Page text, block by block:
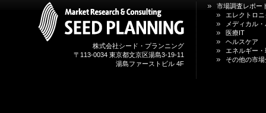
2025年12月16日
12月16日、「2026年版 防災情報
システム・サービス市場の最新動
向と市場展望 」を発刊しました。株式会社シード・プランニング
〒113-0034 東京都文京区湯島3-19-11
湯島ファーストビル 4F
市場調査レポー
エレクトロ
メディカル
医療IT
ヘルスケア
エネルギー
その他の市